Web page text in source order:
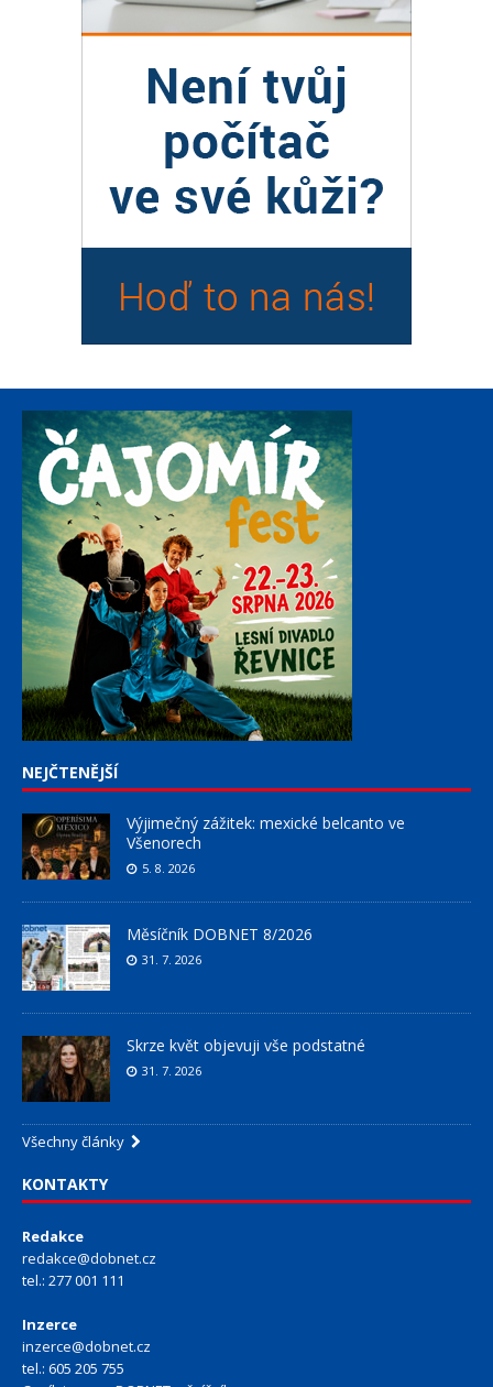
NEJČTENĚJŠÍ
Výjimečný zážitek: mexické belcanto ve
Všenorech
5. 8. 2026
Měsíčník DOBNET 8/2026
31. 7. 2026
Skrze květ objevuji vše podstatné
31. 7. 2026
Všechny články
KONTAKTY
Redakce
redakce@dobnet.cz
tel.: 277 001 111
Inzerce
inzerce@dobnet.cz
tel.: 605 205 755